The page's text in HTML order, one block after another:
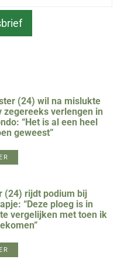
(24) wil na mislukte
zegereeks verlengen in
“Het is al een heel
geweest”
(24) rijdt podium bij
“Deze ploeg is in
vergelijken met toen ik